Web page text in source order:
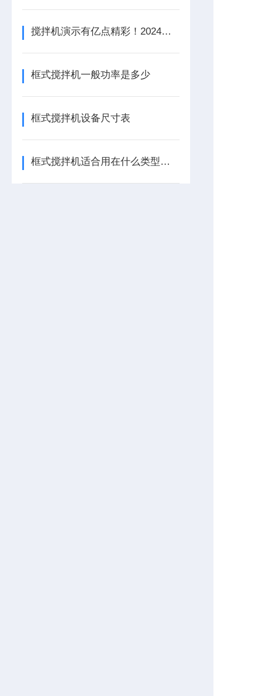
搅拌机演示有亿点精彩！2024上海环博会：还得是兰江水处理
框式搅拌机一般功率是多少
框式搅拌机设备尺寸表
框式搅拌机适合用在什么类型的池子